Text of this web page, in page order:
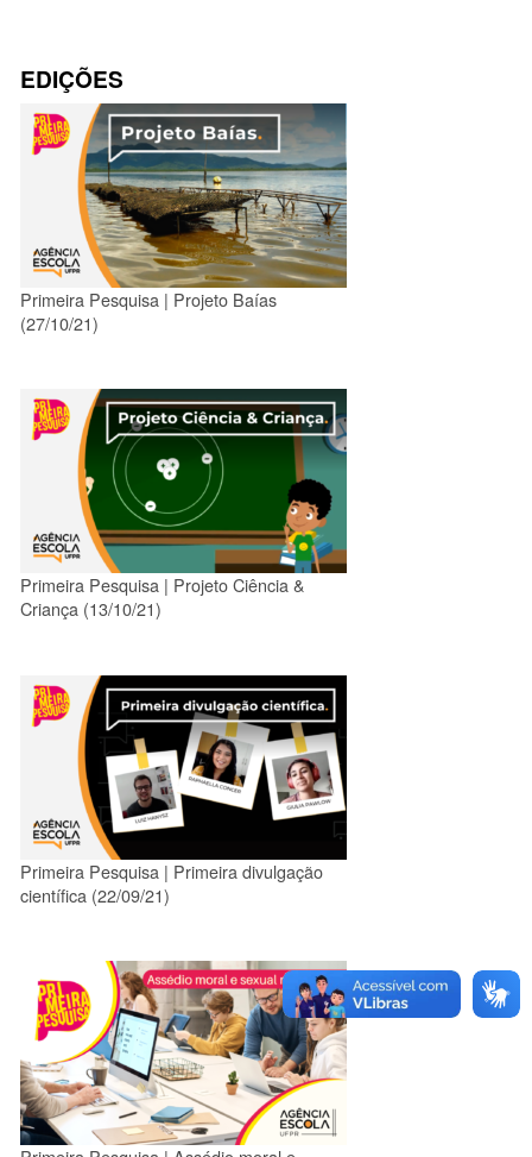
EDIÇÕES
Primeira Pesquisa | Projeto Baías
(27/10/21)
Primeira Pesquisa | Projeto Ciência &
Criança (13/10/21)
Primeira Pesquisa | Primeira divulgação
científica (22/09/21)